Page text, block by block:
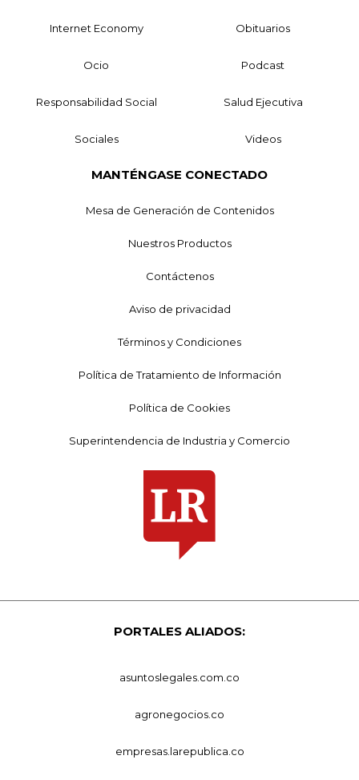
Internet Economy Obituarios
Ocio Podcast
Responsabilidad Social Salud Ejecutiva
Sociales Videos
MANTÉNGASE CONECTADO
Mesa de Generación de Contenidos
Nuestros Productos
Contáctenos
Aviso de privacidad
Términos y Condiciones
Política de Tratamiento de Información
Política de Cookies
Superintendencia de Industria y Comercio
PORTALES ALIADOS:
asuntoslegales.com.co
agronegocios.co
empresas.larepublica.co